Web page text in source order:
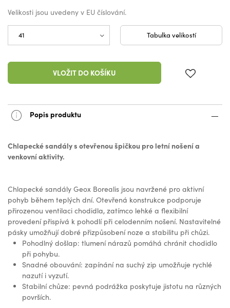
Velikosti jsou uvedeny v EU číslování.
Tabulka velikostí
VLOŽIT DO KOŠÍKU
Popis produktu
Chlapecké sandály s otevřenou špičkou pro letní nošení a
venkovní aktivity.
Chlapecké sandály Geox Borealis jsou navržené pro aktivní
pohyb během teplých dní. Otevřená konstrukce podporuje
přirozenou ventilaci chodidla, zatímco lehké a flexibilní
provedení přispívá k pohodlí při celodenním nošení. Nastavitelné
pásky umožňují dobré přizpůsobení noze a stabilitu při chůzi.
Pohodlný došlap: tlumení nárazů pomáhá chránit chodidlo
při pohybu.
Snadné obouvání: zapínání na suchý zip umožňuje rychlé
nazutí i vyzutí.
Stabilní chůze: pevná podrážka poskytuje jistotu na různých
površích.